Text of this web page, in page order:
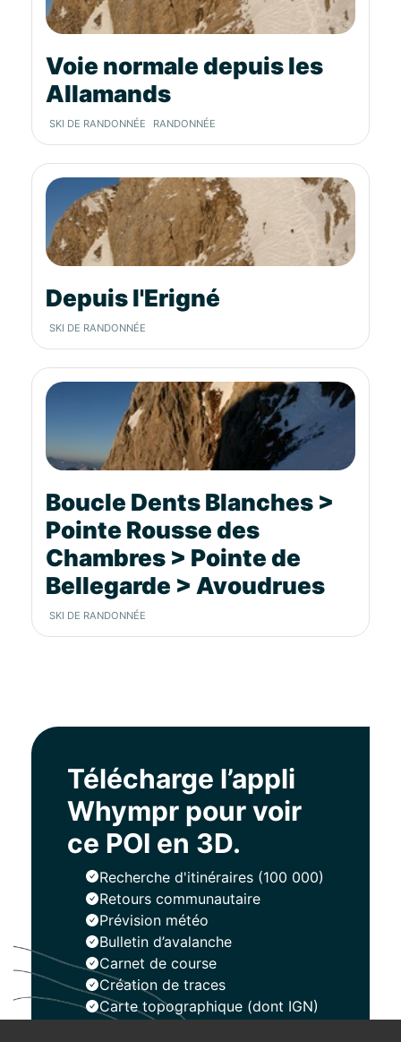
Voie normale depuis les
Allamands
SKI DE RANDONNÉE RANDONNÉE
Depuis l'Erigné
SKI DE RANDONNÉE
Boucle Dents Blanches >
Pointe Rousse des
Chambres > Pointe de
Bellegarde > Avoudrues
SKI DE RANDONNÉE
Télécharge l’appli
Whympr pour voir
ce POI en 3D.
Recherche d'itinéraires (100 000)
Retours communautaire
Prévision météo
Bulletin d’avalanche
Carnet de course
Création de traces
Carte topographique (dont IGN)